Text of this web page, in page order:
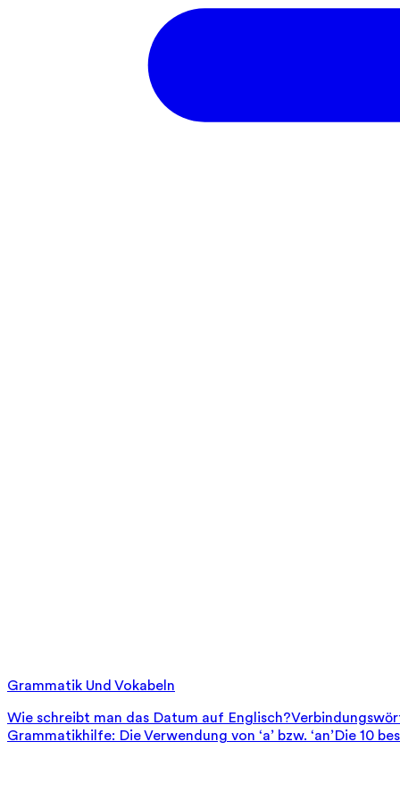
Grammatik Und Vokabeln
Wie schreibt man das Datum auf Englisch?
Grammatikhilfe: Die Verwendung von ‘a’ bzw. ‘an’Die 10